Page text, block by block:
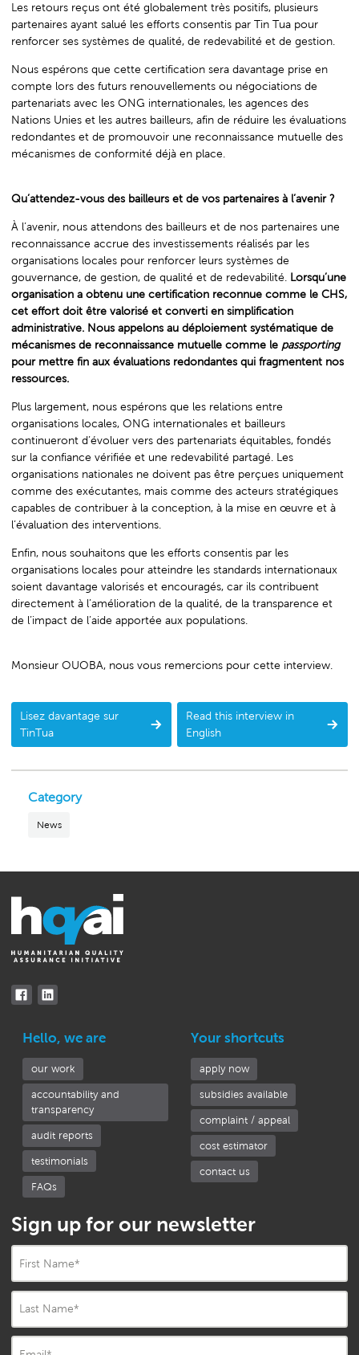
Les retours reçus ont été globalement très positifs, plusieurs
partenaires ayant salué les efforts consentis par Tin Tua pour
renforcer ses systèmes de qualité, de redevabilité et de gestion.
Nous espérons que cette certification sera davantage prise en
compte lors des futurs renouvellements ou négociations de
partenariats avec les ONG internationales, les agences des
Nations Unies et les autres bailleurs, afin de réduire les évaluations
redondantes et de promouvoir une reconnaissance mutuelle des
mécanismes de conformité déjà en place.
Qu’attendez-vous des bailleurs et de vos partenaires à l’avenir ?
À l’avenir, nous attendons des bailleurs et de nos partenaires une
reconnaissance accrue des investissements réalisés par les
organisations locales pour renforcer leurs systèmes de
gouvernance, de gestion, de qualité et de redevabilité. Lorsqu’une
organisation a obtenu une certification reconnue comme le CHS,
cet effort doit être valorisé et converti en simplification
administrative. Nous appelons au déploiement systématique de
mécanismes de reconnaissance mutuelle comme le passporting
pour mettre fin aux évaluations redondantes qui fragmentent nos
ressources.
Plus largement, nous espérons que les relations entre
organisations locales, ONG internationales et bailleurs
continueront d’évoluer vers des partenariats équitables, fondés
sur la confiance vérifiée et une redevabilité partagé. Les
organisations nationales ne doivent pas être perçues uniquement
comme des exécutantes, mais comme des acteurs stratégiques
capables de contribuer à la conception, à la mise en œuvre et à
l’évaluation des interventions.
Enfin, nous souhaitons que les efforts consentis par les
organisations locales pour atteindre les standards internationaux
soient davantage valorisés et encouragés, car ils contribuent
directement à l’amélioration de la qualité, de la transparence et
de l’impact de l’aide apportée aux populations.
Monsieur OUOBA, nous vous remercions pour cette interview.
Lisez davantage sur
TinTua
Read this interview in
English
Category
News
Hello, we are
our work
accountability and
transparency
audit reports
testimonials
FAQs
Your shortcuts
apply now
subsidies available
complaint / appeal
cost estimator
contact us
Sign up for our newsletter
First Name*
Last Name*